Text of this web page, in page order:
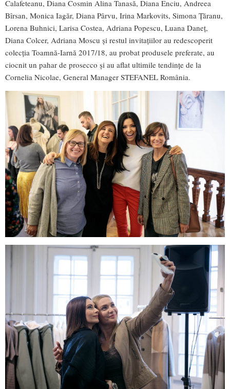
Calafeteanu, Diana Cosmin Alina Tanasă, Diana Enciu, Andreea
Bîrsan, Monica Iagăr, Diana Pârvu, Irina Markovits, Simona Țăranu,
Lorena Buhnici, Larisa Costea, Adriana Popescu, Luana Daneț,
Diana Colcer, Adriana Moscu și restul invitațiilor au redescoperit
colecția Toamnă-Iarnă 2017/18, au probat produsele preferate, au
ciocnit un pahar de prosecco și au aflat ultimile tendințe de la
Cornelia Nicolae, General Manager STEFANEL România.